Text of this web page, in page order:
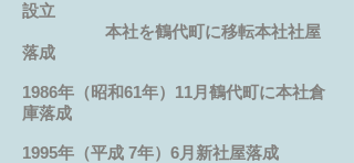
設立
本社を鶴代町に移転本社社屋
落成
1986年（昭和61年）11月鶴代町に本社倉
庫落成
1995年（平成 7年）6月新社屋落成